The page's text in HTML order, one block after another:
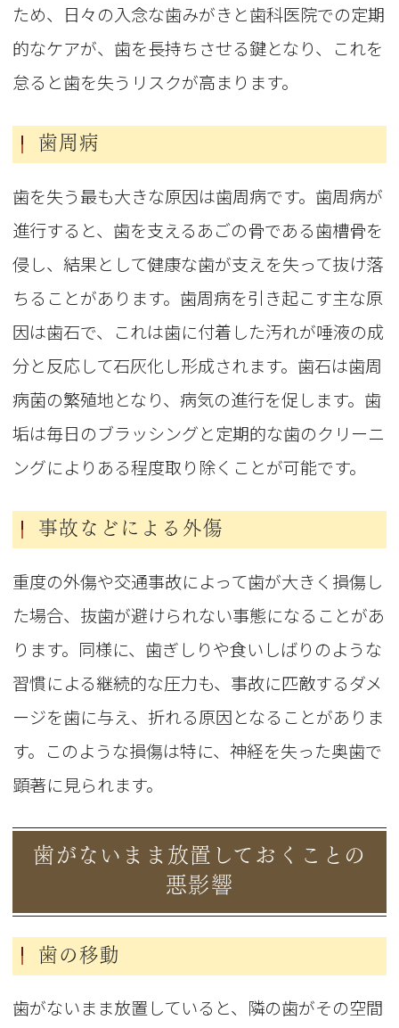
ため、日々の入念な歯みがきと歯科医院での定期
的なケアが、歯を長持ちさせる鍵となり、これを
怠ると歯を失うリスクが高まります。
歯周病
歯を失う最も大きな原因は歯周病です。歯周病が
進行すると、歯を支えるあごの骨である歯槽骨を
侵し、結果として健康な歯が支えを失って抜け落
ちることがあります。歯周病を引き起こす主な原
因は歯石で、これは歯に付着した汚れが唾液の成
分と反応して石灰化し形成されます。歯石は歯周
病菌の繁殖地となり、病気の進行を促します。歯
垢は毎日のブラッシングと定期的な歯のクリーニ
ングによりある程度取り除くことが可能です。
事故などによる外傷
重度の外傷や交通事故によって歯が大きく損傷し
た場合、抜歯が避けられない事態になることがあ
ります。同様に、歯ぎしりや食いしばりのような
習慣による継続的な圧力も、事故に匹敵するダメ
ージを歯に与え、折れる原因となることがありま
す。このような損傷は特に、神経を失った奥歯で
顕著に見られます。
歯がないまま放置しておくことの
悪影響
歯の移動
歯がないまま放置していると、隣の歯がその空間